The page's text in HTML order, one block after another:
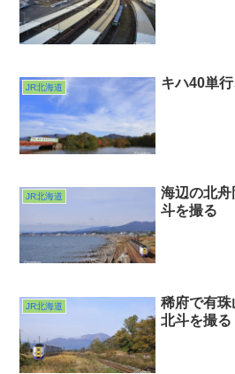
JR北海道 キハ40単
JR北海道
海辺の北
斗を撮る
JR北海道
稀府で有
北斗を撮る